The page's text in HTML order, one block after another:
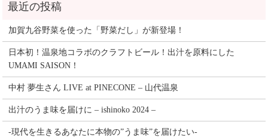
加賀九谷野菜を使った「野菜だし」が新登場！
日本初！温泉地コラボのクラフトビール！出汁を原料にした
UMAMI SAISON！
中村 夢生さん LIVE at PINECONE – 山代温泉
出汁のうま味を届けに – ishinoko 2024 –
-現代を生きるあなたに本物の”うま味”を届けたい-